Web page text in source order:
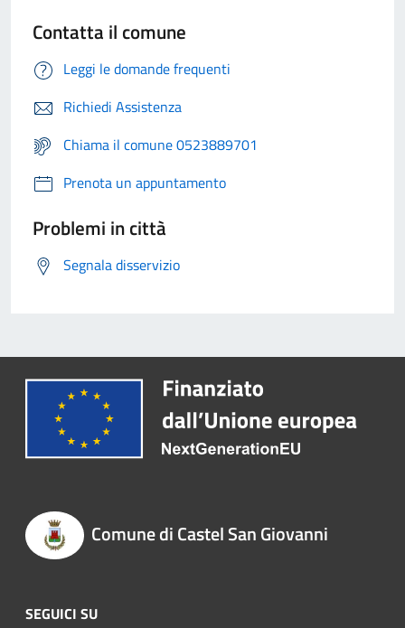
Contatta il comune
Leggi le domande frequenti
Richiedi Assistenza
Chiama il comune 0523889701
Prenota un appuntamento
Problemi in città
Segnala disservizio
Comune di Castel San Giovanni
SEGUICI SU